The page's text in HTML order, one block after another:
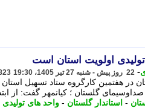
اولویت استان است
- 22 روز پیش - شنبه 27 تیر 1405، 19:30
در هفتمین کارگروه ستاد تسهیل
گلستان ؛ کیانمهر گفت: از
- استاندار گلستان - واحد های تولیدی